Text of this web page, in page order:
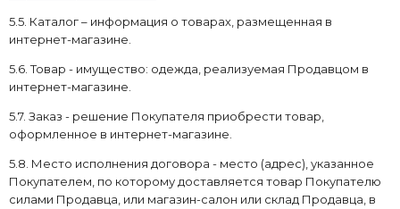
5.5. Каталог – информация о товарах, размещенная в
интернет-магазине.
5.6. Товар - имущество: одежда, реализуемая Продавцом в
интернет-магазине.
5.7. Заказ - решение Покупателя приобрести товар,
оформленное в интернет-магазине.
5.8. Место исполнения договора - место (адрес), указанное
Покупателем, по которому доставляется товар Покупателю
силами Продавца, или магазин-салон или склад Продавца, в